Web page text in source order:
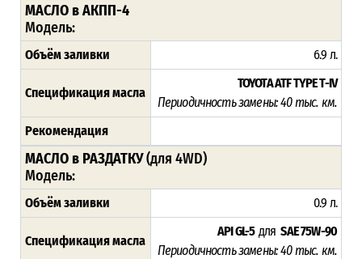
МАСЛО в АКПП-4
Модель:
Объём заливки 6.9 л.
Спецификация масла
TOYOTA ATF TYPE T-IV
Периодичность замены: 40 тыс. км.
Рекомендация
МАСЛО в РАЗДАТКУ(для 4WD)
Модель:
Объём заливки 0.9 л.
Спецификация масла
API GL-5 дляSAE 75W-90
Периодичность замены: 40 тыс. км.